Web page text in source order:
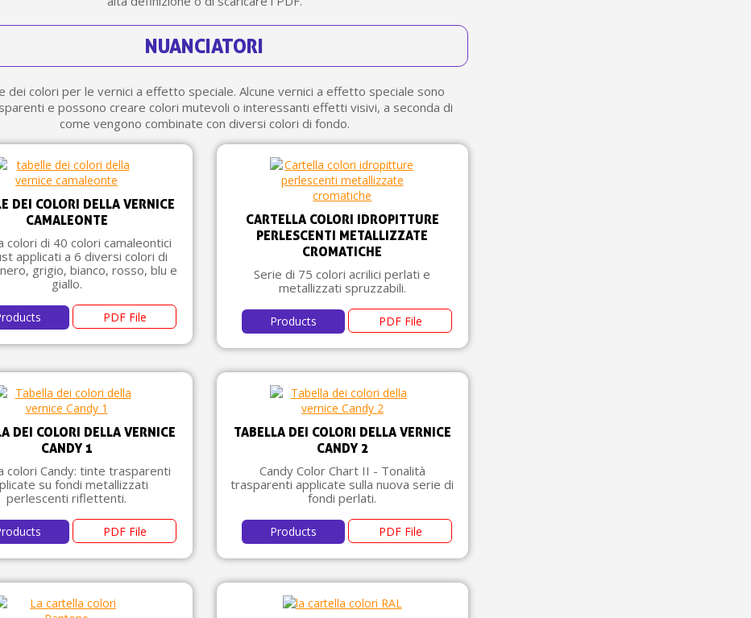
10€ di buono shopping per ogni referral
NUANCIATORI
dei colori per le vernici a effetto speciale. Alcune vernici a effetto speciale sono
e possono creare colori mutevoli o interessanti effetti visivi, a seconda di
come vengono combinate con diversi colori di fondo.
DEI COLORI DELLA VERNICE
CAMALEONTE
colori di 40 colori camaleontici
applicati a 6 diversi colori di
grigio, bianco, rosso, blu e
giallo.
PDF File
CARTELLA COLORI IDROPITTURE
PERLESCENTI METALLIZZATE
CROMATICHE
Serie di 75 colori acrilici perlati e
metallizzati spruzzabili.
Products PDF File
DEI COLORI DELLA VERNICE
CANDY 1
colori Candy: tinte trasparenti
su fondi metallizzati
perlescenti riflettenti.
PDF File
TABELLA DEI COLORI DELLA VERNICE
CANDY 2
Candy Color Chart II - Tonalità
trasparenti applicate sulla nuova serie di
fondi perlati.
Products PDF File